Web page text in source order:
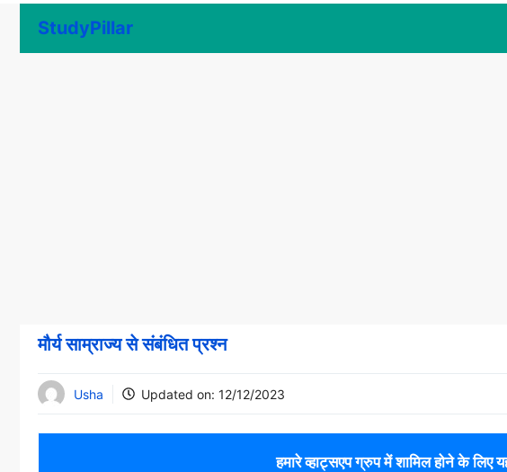
content
StudyPillar
मौर्य साम्राज्य से संबंधित प्रश्न
Usha Updated on: 12/12/2023
हमारे व्हाट्सएप ग्रुप में शामिल होने के लिए